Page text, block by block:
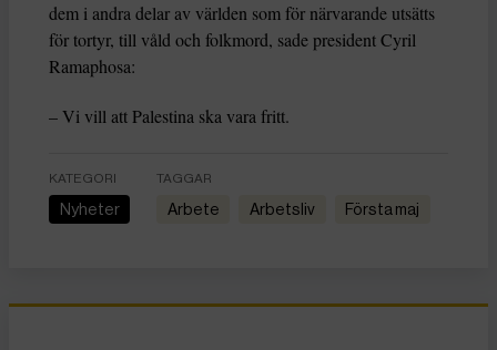
dem i andra delar av världen som för närvarande utsätts
för tortyr, till våld och folkmord, sade president Cyril
Ramaphosa:
– Vi vill att Palestina ska vara fritt.
KATEGORI
Nyheter
TAGGAR
arbete arbetsliv Första maj